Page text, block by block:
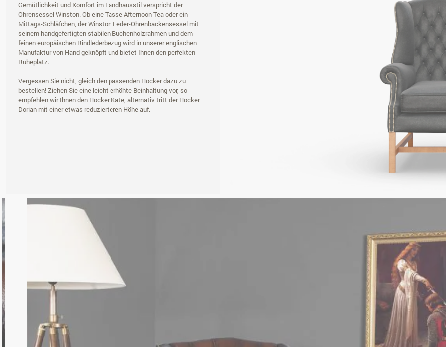
Gemütlichkeit und Komfort im Landhausstil verspricht der
Ohrensessel Winston. Ob eine Tasse Afternoon Tea oder ein
Mittags-Schläfchen, der Winston Leder-Ohrenbackensessel mit
seinem handgefertigten stabilen Buchenholzrahmen und dem
feinen europäischen Rindlederbezug wird in unserer englischen
Manufaktur von Hand geknöpft und bietet Ihnen den perfekten
Ruheplatz.
Vergessen Sie nicht, gleich den passenden Hocker dazu zu
bestellen! Ziehen Sie eine leicht erhöhte Beinhaltung vor, so
empfehlen wir Ihnen den Hocker Kate, alternativ tritt der Hocker
Dorian mit einer etwas reduzierteren Höhe auf.